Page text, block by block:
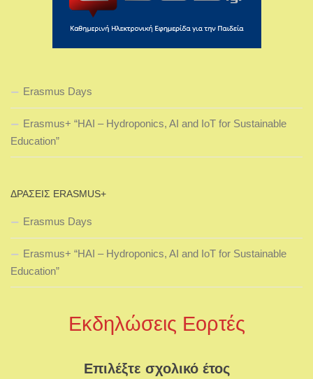
Erasmus Days
Erasmus+ “HAI – Hydroponics, AI and IoT for Sustainable
Education”
ΔΡΆΣΕΙΣ ERASMUS+
Erasmus Days
Erasmus+ “HAI – Hydroponics, AI and IoT for Sustainable
Education”
Εκδηλώσεις Εορτές
Επιλέξτε σχολικό έτος